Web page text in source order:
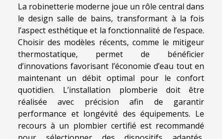
La robinetterie moderne joue un rôle central dans
le design salle de bains, transformant à la fois
l’aspect esthétique et la fonctionnalité de l’espace.
Choisir des modèles récents, comme le mitigeur
thermostatique, permet de bénéficier
d’innovations favorisant l’économie d’eau tout en
maintenant un débit optimal pour le confort
quotidien. L’installation plomberie doit être
réalisée avec précision afin de garantir
performance et longévité des équipements. Le
recours à un plombier certifié est recommandé